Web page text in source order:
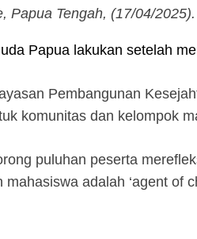
Papua Tengah, (17/04/
Papua lakukan setelah
Pembangunan
komunitas dan kelompok
puluhan peserta
adalah ‘agent